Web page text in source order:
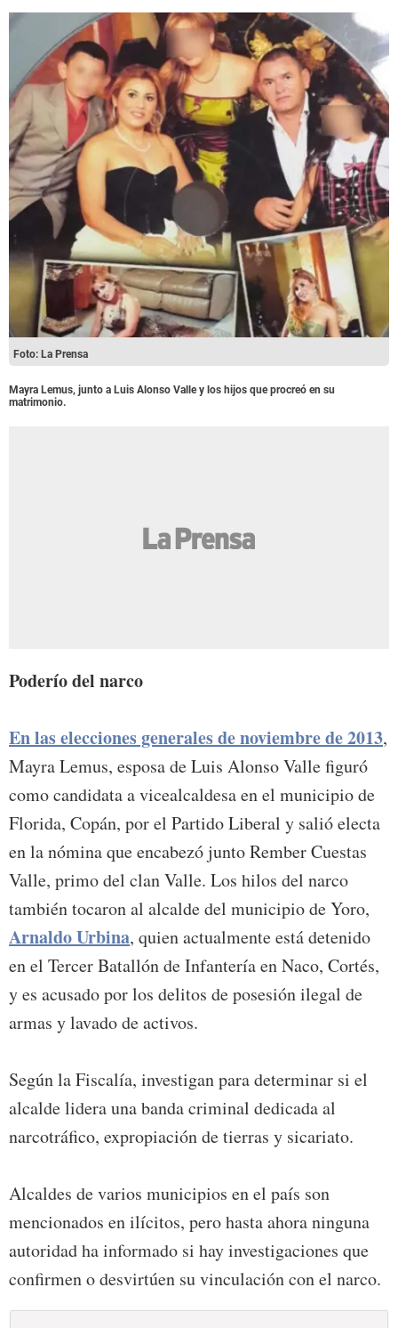
Foto: La Prensa
Mayra Lemus, junto a Luis Alonso Valle y los hijos que procreó en su
matrimonio.
Poderío del narco
En las elecciones generales de noviembre de 2013,
Mayra Lemus, esposa de Luis Alonso Valle figuró
como candidata a vicealcaldesa en el municipio de
Florida, Copán, por el Partido Liberal y salió electa
en la nómina que encabezó junto Rember Cuestas
Valle, primo del clan Valle. Los hilos del narco
también tocaron al alcalde del municipio de Yoro,
Arnaldo Urbina, quien actualmente está detenido
en el Tercer Batallón de Infantería en Naco, Cortés,
y es acusado por los delitos de posesión ilegal de
armas y lavado de activos.
Según la Fiscalía, investigan para determinar si el
alcalde lidera una banda criminal dedicada al
narcotráfico, expropiación de tierras y sicariato.
Alcaldes de varios municipios en el país son
mencionados en ilícitos, pero hasta ahora ninguna
autoridad ha informado si hay investigaciones que
confirmen o desvirtúen su vinculación con el narco.